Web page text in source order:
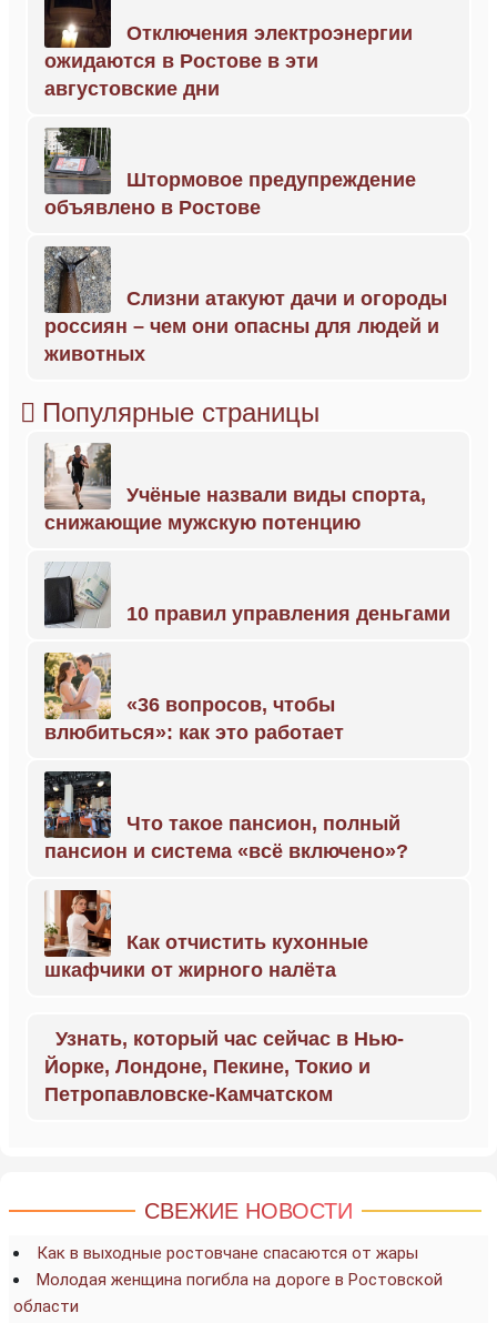
Отключения электроэнергии
ожидаются в Ростове в эти
августовские дни
Штормовое предупреждение
объявлено в Ростове
Слизни атакуют дачи и огороды
россиян – чем они опасны для людей и
животных
Популярные страницы
Учёные назвали виды спорта,
снижающие мужскую потенцию
10 правил управления деньгами
«36 вопросов, чтобы
влюбиться»: как это работает
Что такое пансион, полный
пансион и система «всё включено»?
Как отчистить кухонные
шкафчики от жирного налёта
Узнать, который час сейчас в Нью-
Йорке, Лондоне, Пекине, Токио и
Петропавловске-Камчатском
СВЕЖИЕ НОВОСТИ
Как в выходные ростовчане спасаются от жары
Молодая женщина погибла на дороге в Ростовской
области